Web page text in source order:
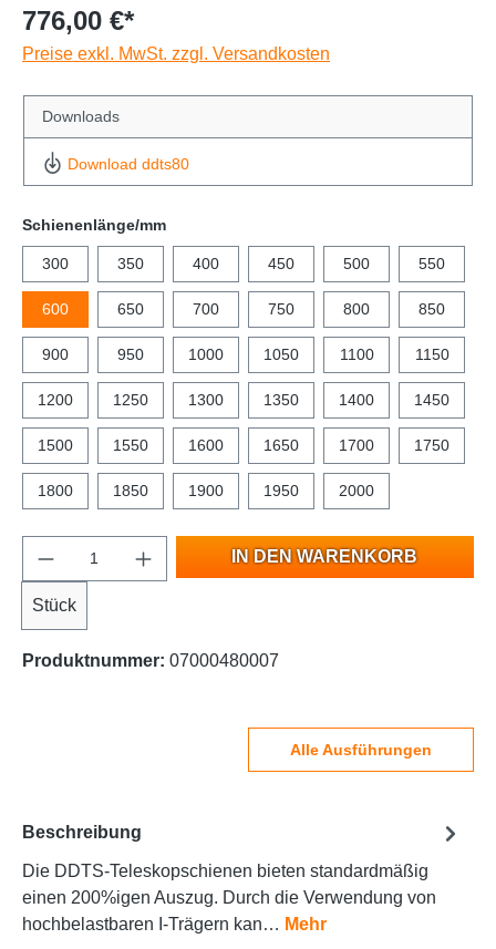
776,00 €*
Preise exkl. MwSt. zzgl. Versandkosten
Downloads
Download ddts80
Schienenlänge/mm
300 350 400 450 500 550
600 650 700 750 800 850
900 950 1000 1050 1100 1150
1200 1250 1300 1350 1400 1450
1500 1550 1600 1650 1700 1750
1800 1850 1900 1950 2000
Stück
IN DEN WARENKORB
Produktnummer: 07000480007
Alle Ausführungen
Beschreibung
Die DDTS-Teleskopschienen bieten standardmäßig
einen 200%igen Auszug. Durch die Verwendung von
hochbelastbaren I-Trägern kan… Mehr